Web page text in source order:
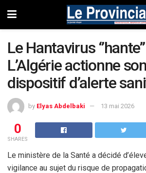
Le Hantavirus
L’Algérie actionne son
dispositif d’alerte
by Elyas Abdelbaki 13 mai 2026
0
SHARES
Le ministère de la Santé a décidé
vigilance au sujet du risque de